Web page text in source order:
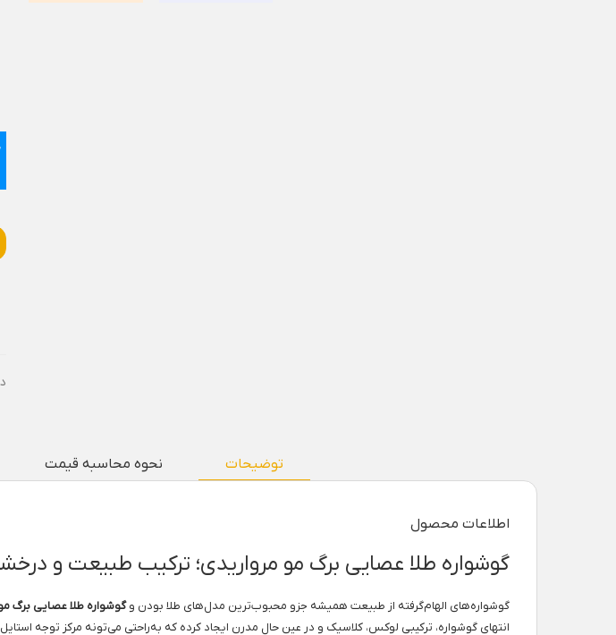
توضیحات نحوه محاسبه قیمت
اطلاعات محصول
گوشواره طلا عصایی برگ مو مرواریدی؛ ترکیب طبیعت و
گوشواره‌های الهام‌گرفته از طبیعت همیشه جزو محبوب‌ترین مدل‌های طلا بودن وگوشواره طلا عصایی برگ
انتهای گوشواره، ترکیبی لوکس، کلاسیک و در عین حال مدرن ایجاد کرده که به‌راحتی می‌تونه مرکز توجه